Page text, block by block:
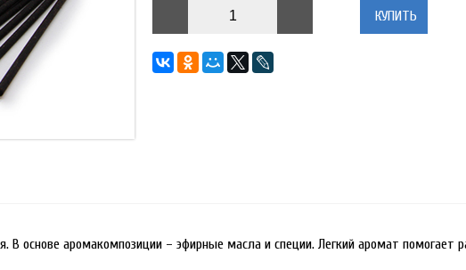
КУПИТЬ
основе аромакомпозиции – эфирные масла и специи. Легкий аромат помогает